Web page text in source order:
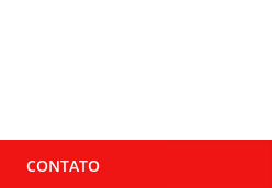
CONTATO